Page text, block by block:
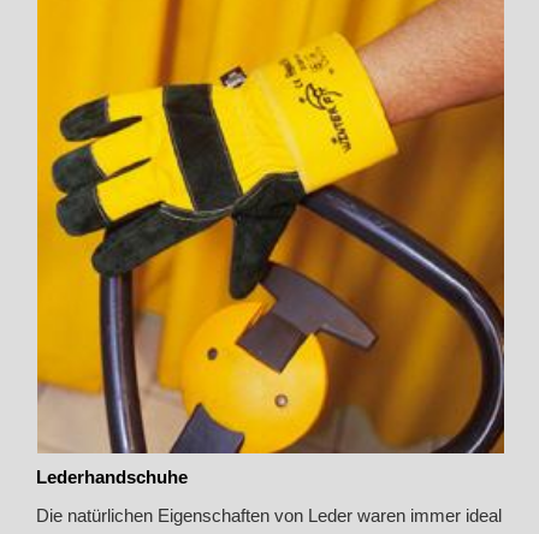
Lederhandschuhe
Die natürlichen Eigenschaften von Leder waren immer ideal